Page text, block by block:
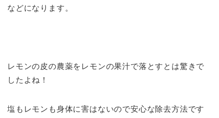
などになります。
レモンの皮の農薬をレモンの果汁で落とすとは驚きで
したよね！
塩もレモンも身体に害はないので安心な除去方法です